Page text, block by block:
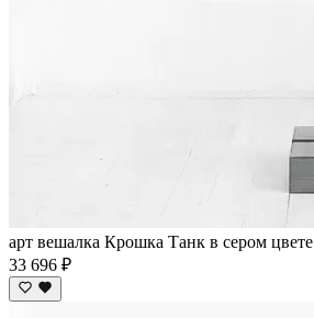
арт вешалка Крошка Танк в сером цвете
33 696 ₽